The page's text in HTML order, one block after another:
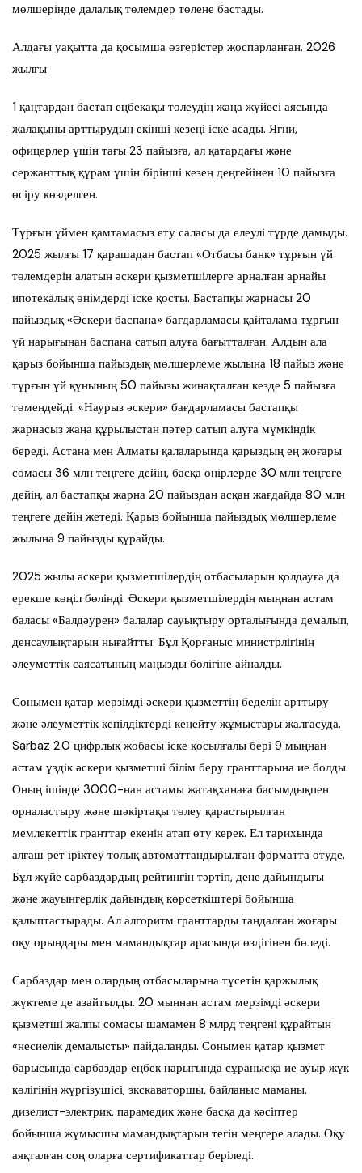
мөлшерінде далалық төлемдер төлене бастады.
Алдағы уақытта да қосымша өзгерістер жоспарланған. 2026
жылғы
1 қаңтардан бастап еңбекақы төлеудің жаңа жүйесі аясында
жалақыны арттырудың екінші кезеңі іске асады. Яғни,
офицерлер үшін тағы 23 пайызға, ал қатардағы және
сержанттық құрам үшін бірінші кезең деңгейінен 10 пайызға
өсіру көзделген.
Тұрғын үймен қамтамасыз ету саласы да елеулі түрде дамыды.
2025 жылғы 17 қарашадан бастап «Отбасы банк» тұрғын үй
төлемдерін алатын әскери қызметшілерге арналған арнайы
ипотекалық өнімдерді іске қосты. Бастапқы жарнасы 20
пайыздық «Әскери баспана» бағдарламасы қайталама тұрғын
үй нарығынан баспана сатып алуға бағытталған. Алдын ала
қарыз бойынша пайыздық мөлшерлеме жылына 18 пайыз және
тұрғын үй құнының 50 пайызы жинақталған кезде 5 пайызға
төмендейді. «Наурыз әскери» бағдарламасы бастапқы
жарнасыз жаңа құрылыстан пәтер сатып алуға мүмкіндік
береді. Астана мен Алматы қалаларында қарыздың ең жоғары
сомасы 36 млн теңгеге дейін, басқа өңірлерде 30 млн теңгеге
дейін, ал бастапқы жарна 20 пайыздан асқан жағдайда 80 млн
теңгеге дейін жетеді. Қарыз бойынша пайыздық мөлшерлеме
жылына 9 пайызды құрайды.
2025 жылы әскери қызметшілердің отбасыларын қолдауға да
ерекше көңіл бөлінді. Әскери қызметшілердің мыңнан астам
баласы «Балдәурен» балалар сауықтыру орталығында демалып,
денсаулықтарын нығайтты. Бұл Қорғаныс министрлігінің
әлеуметтік саясатының маңызды бөлігіне айналды.
Сонымен қатар мерзімді әскери қызметтің беделін арттыру
және әлеуметтік кепілдіктерді кеңейту жұмыстары жалғасуда.
Sarbaz 2.0 цифрлық жобасы іске қосылғалы бері 9 мыңнан
астам үздік әскери қызметші білім беру гранттарына ие болды.
Оның ішінде 3000-нан астамы жатақханаға басымдықпен
орналастыру және шәкіртақы төлеу қарастырылған
мемлекеттік гранттар екенін атап өту керек. Ел тарихында
алғаш рет іріктеу толық автоматтандырылған форматта өтуде.
Бұл жүйе сарбаздардың рейтингін тәртіп, дене дайындығы
және жауынгерлік дайындық көрсеткіштері бойынша
қалыптастырады. Ал алгоритм гранттарды таңдалған жоғары
оқу орындары мен мамандықтар арасында өздігінен бөледі.
Сарбаздар мен олардың отбасыларына түсетін қаржылық
жүктеме де азайтылды. 20 мыңнан астам мерзімді әскери
қызметші жалпы сомасы шамамен 8 млрд теңгені құрайтын
«несиелік демалысты» пайдаланды. Сонымен қатар қызмет
барысында сарбаздар еңбек нарығында сұранысқа ие ауыр жүк
көлігінің жүргізушісі, экскаваторшы, байланыс маманы,
дизелист-электрик, парамедик және басқа да кәсіптер
бойынша жұмысшы мамандықтарын тегін меңгере алады. Оқу
аяқталған соң оларға сертификаттар беріледі.